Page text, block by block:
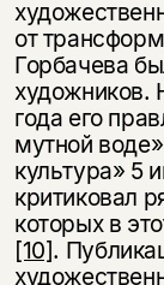
от
Горбачева
художников.
года его
мутной
культура» 5
критиковал
которых в
[10].